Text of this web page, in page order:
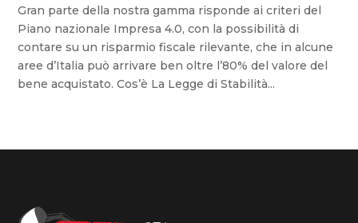
Gran parte della nostra gamma risponde ai criteri del
Piano nazionale Impresa 4.0, con la possibilità di
contare su un risparmio fiscale rilevante, che in alcune
aree d’Italia può arrivare ben oltre l’80% del valore del
bene acquistato. Cos’è La Legge di Stabilità...